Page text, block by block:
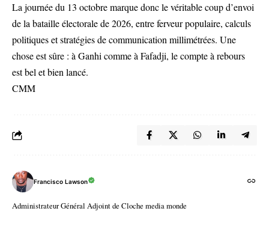
La journée du 13 octobre marque donc le véritable coup d’envoi
de la bataille électorale de 2026, entre ferveur populaire, calculs
politiques et stratégies de communication millimétrées. Une
chose est sûre : à Ganhi comme à Fafadji, le compte à rebours
est bel et bien lancé.
CMM
Francisco Lawson
Administrateur Général Adjoint de Cloche media monde